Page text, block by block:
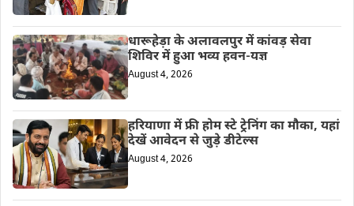
धारूहेड़ा के अलावलपुर में कांवड़ सेवा
शिविर में हुआ भव्य हवन-यज्ञ
August 4, 2026
हरियाणा में फ्री होम स्टे ट्रेनिंग का मौका, यहां
देखें आवेदन से जुड़े डीटेल्स
August 4, 2026